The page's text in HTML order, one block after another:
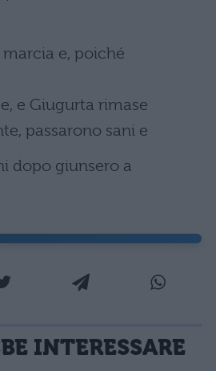
e, poiché
e Giugurta rimase
passarono sani e
dopo giunsero a
INTERESSARE